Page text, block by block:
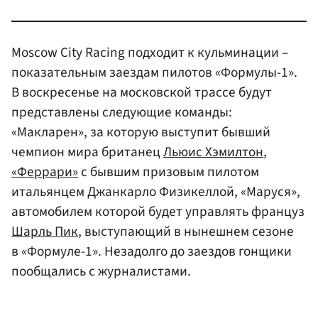
Moscow City Racing подходит к кульминации –
показательным заездам пилотов «Формулы-1».
В воскресенье на московской трассе будут
представлены следующие команды:
«Макларен», за которую выступит бывший
чемпион мира британецЛьюис Хэмилтон,
«Феррари»с бывшим призовым пилотом
итальянцем Джанкарло Физикеллой, «Маруся»,
автомобилем которой будет управлять француз
Шарль Пик, выступающий в нынешнем сезоне
в «Формуле-1». Незадолго до заездов гонщики
пообщались с журналистами.